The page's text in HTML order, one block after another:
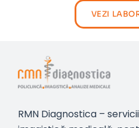
VEZI
RMN Diagnostica –